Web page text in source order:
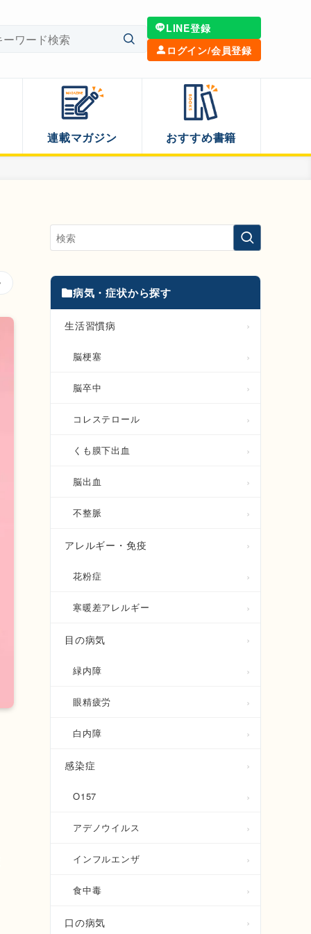
LINE登録
ログイン/会員登録
連載マガジン おすすめ書籍
病気・症状から探す
生活習慣病
脳梗塞
脳卒中
コレステロール
くも膜下出血
脳出血
不整脈
アレルギー・免疫
花粉症
寒暖差アレルギー
目の病気
緑内障
眼精疲労
白内障
感染症
O157
アデノウイルス
インフルエンザ
食中毒
口の病気